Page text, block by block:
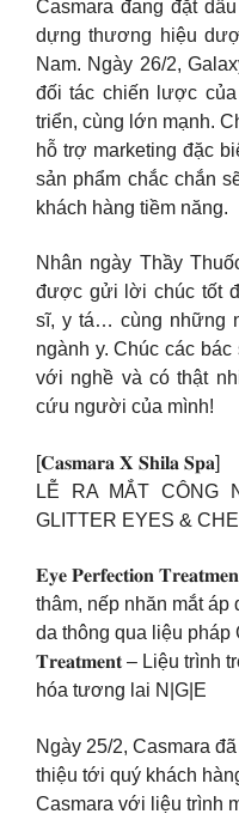
Casmara đang đặt
dựng thương hiệu
Nam. Ngày 26/2,
đối tác chiến lược
triển, cùng lớn mạnh.
hỗ trợ marketing đặc
sản phẩm chắc chắn
khách hàng tiềm năng.
Nhân ngày Thầy
được gửi lời chúc tốt
sĩ, y tá… cùng những
ngành y. Chúc các
với nghề và có thật
cứu người của mình!
[𝐂𝐚𝐬𝐦𝐚𝐫𝐚 𝐗 𝐒𝐡𝐢𝐥𝐚 𝐒𝐩𝐚]
LỄ RA MẮT CÔNG
GLITTER EYES &
𝐄𝐲𝐞 𝐏𝐞𝐫𝐟𝐞𝐜𝐭𝐢𝐨𝐧
thâm, nếp nhăn mắt
da thông qua liệu pháp
𝐓𝐫𝐞𝐚𝐭𝐦𝐞𝐧𝐭 – Liệu trình
hóa tương lai N|G|E
Ngày 25/2, Casmara
thiệu tới quý khách
Casmara với liệu trình